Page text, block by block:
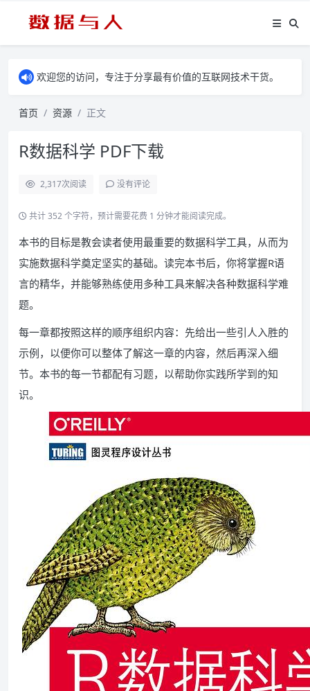
欢迎您的访问，专注于分享最有价值的互联网技术干货。
首页 资源 正文
R数据科学 PDF下载
2,317次阅读 没有评论
共计 352 个字符，预计需要花费 1 分钟才能阅读完成。
本书的目标是教会读者使用最重要的数据科学工具，从而为
实施数据科学奠定坚实的基础。读完本书后，你将掌握R语
言的精华，并能够熟练使用多种工具来解决各种数据科学难
题。
每一章都按照这样的顺序组织内容：先给出一些引人入胜的
示例，以便你可以整体了解这一章的内容，然后再深入细
节。本书的每一节都配有习题，以帮助你实践所学到的知
识。